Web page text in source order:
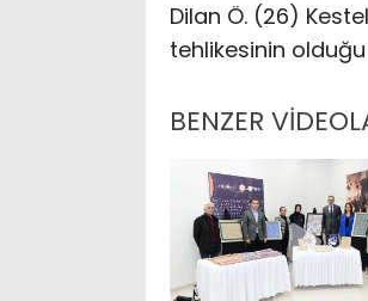
Dilan Ö. (26)
tehlikesinin
BENZER